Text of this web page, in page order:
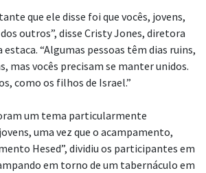
que ele disse foi que vocês, jovens,
outros”, disse Cristy Jones, diretora
“Algumas pessoas têm dias ruins,
mas vocês precisam se manter unidos.
como os filhos de Israel.”
um tema particularmente
uma vez que o acampamento,
Hesed”, dividiu os participantes em
em torno de um tabernáculo em